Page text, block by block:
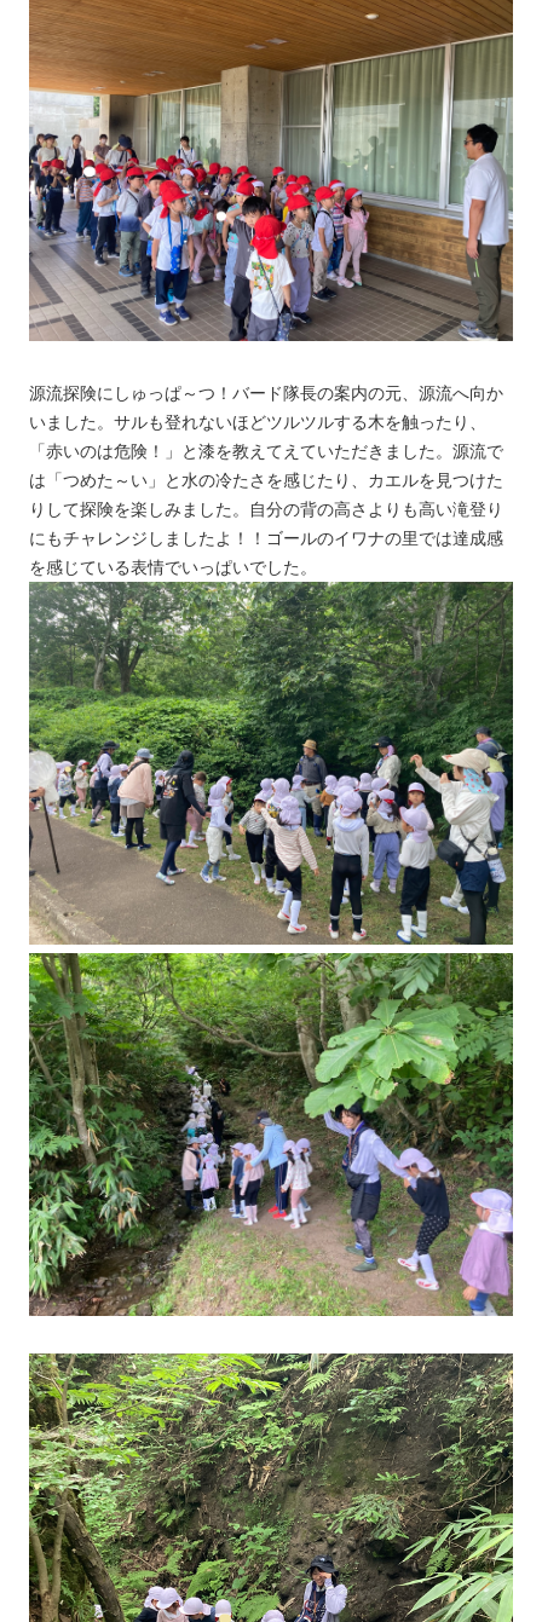
源流探険にしゅっぱ～つ！バード隊長の案内の元、源流へ向か
いました。サルも登れないほどツルツルする木を触ったり、
「赤いのは危険！」と漆を教えてえていただきました。源流で
は「つめた～い」と水の冷たさを感じたり、カエルを見つけた
りして探険を楽しみました。自分の背の高さよりも高い滝登り
にもチャレンジしましたよ！！ゴールのイワナの里では達成感
を感じている表情でいっぱいでした。